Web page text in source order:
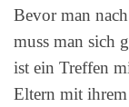
Bevor man
muss man sich
ist ein Treffen
Eltern mit ihrem